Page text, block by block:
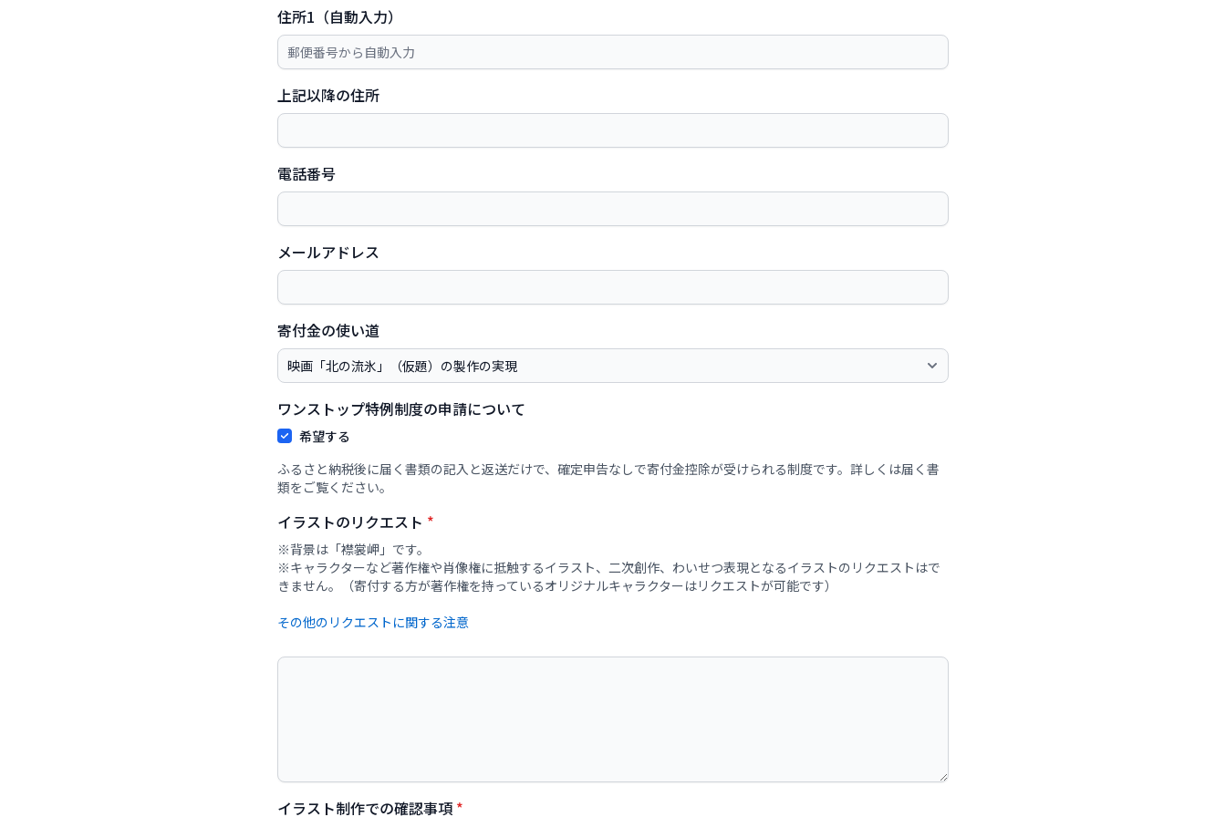
住所1（自動入力）
上記以降の住所
電話番号
メールアドレス
寄付金の使い道
ワンストップ特例制度の申請について
希望する
ふるさと納税後に届く書類の記入と返送だけで、確定申告なしで寄付金控除が受けられる制度です。詳しくは届く書
類をご覧ください。
イラストのリクエスト *
※背景は「襟裳岬」です。
※キャラクターなど著作権や肖像権に抵触するイラスト、二次創作、わいせつ表現となるイラストのリクエストはで
イラスト制作での確認事項 *